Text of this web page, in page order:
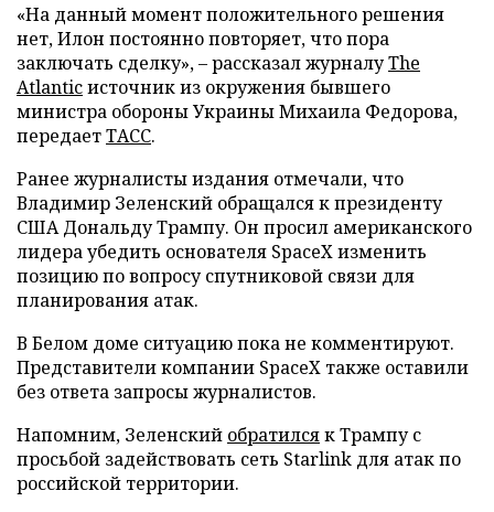
«На данный момент положительного решения
нет, Илон постоянно повторяет, что пора
заключать сделку», – рассказал журналуThe
Atlanticисточник из окружения бывшего
министра обороны Украины Михаила Федорова,
передаетТАСС.
Ранее журналисты издания отмечали, что
Владимир Зеленский обращался к президенту
США Дональду Трампу. Он просил американского
лидера убедить основателя SpaceX изменить
позицию по вопросу спутниковой связи для
планирования атак.
В Белом доме ситуацию пока не комментируют.
Представители компании SpaceX также оставили
без ответа запросы журналистов.
Напомним, Зеленский обратилсяк Трампу с
просьбой задействовать сеть Starlink для атак по
российской территории.